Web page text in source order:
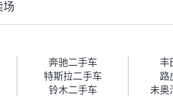
障。”
场
奔驰二手车 丰
特斯拉二手车 路
铃木二手车 未奥